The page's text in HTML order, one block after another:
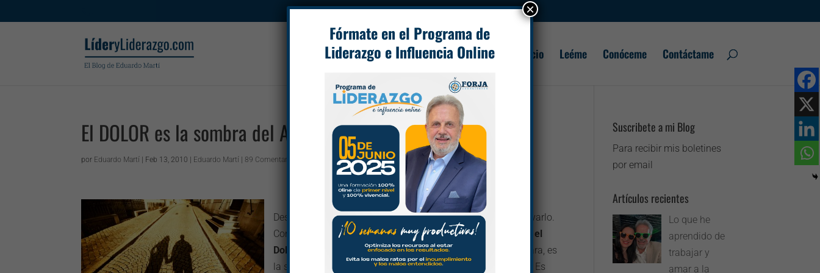
Inicio Leéme Conóceme Contáctame
El DOLOR es la sombra del AMOR
por Eduardo Martí Feb 13, 2010 Eduardo Martí 89 Comentarios
Desde que lo escuché he estado siempre pendiente de observarlo.
Confieso que al principio no lo entendía…¿Cómo es eso que el
Dolor es la sombra del Amor?No es lo contrario ni la otra cara, es
la sombra, es decir, que siempre va con él, que lo acompaña. Es
Suscribete a mi Blog
Para recibir mis boletines
por email
Artículos recientes
Lo que he
aprendido de
trabajar y
amar a la
Fórmate en el Programa de
Liderazgo e Influencia Online
×